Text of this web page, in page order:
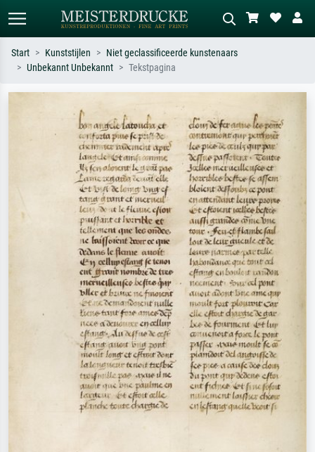
Monet, Sterrennacht, impressionisme,
Hokusai-golf, naakt.
weide, abstract met veel rood, donker
olieverfschilderij, staand naakt naast
een boom.
Start Kunststijlen
Niet geclassificeerde kunstenaars
Unbekannt Unbekannt
Tekstpagina